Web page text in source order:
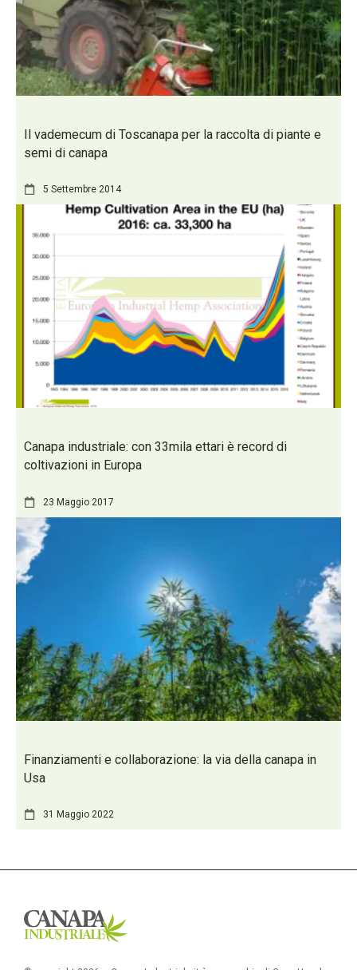
Il vademecum di Toscanapa per la raccolta di piante e
semi di canapa
5 Settembre 2014
Canapa industriale: con 33mila ettari è record di
coltivazioni in Europa
23 Maggio 2017
Finanziamenti e collaborazione: la via della canapa in
Usa
31 Maggio 2022